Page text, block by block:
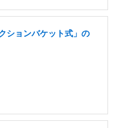
ションバケット式」の